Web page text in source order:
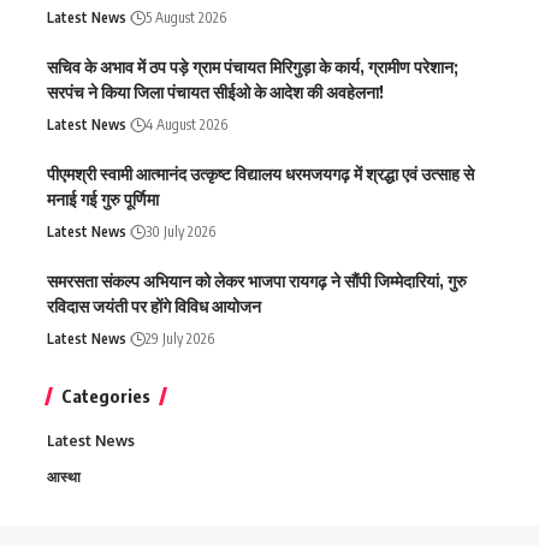
Latest News 5 August 2026
सचिव के अभाव में ठप पड़े ग्राम पंचायत मिरिगुड़ा के कार्य, ग्रामीण परेशान;
सरपंच ने किया जिला पंचायत सीईओ के आदेश की अवहेलना!
Latest News 4 August 2026
पीएमश्री स्वामी आत्मानंद उत्कृष्ट विद्यालय धरमजयगढ़ में श्रद्धा एवं उत्साह से
मनाई गई गुरु पूर्णिमा
Latest News 30 July 2026
समरसता संकल्प अभियान को लेकर भाजपा रायगढ़ ने सौंपी जिम्मेदारियां, गुरु
रविदास जयंती पर होंगे विविध आयोजन
Latest News 29 July 2026
Categories
Latest News
आस्था